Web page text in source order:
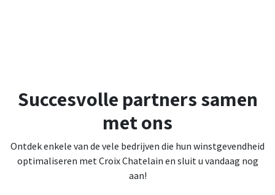
Succesvolle partners samen
met ons
Ontdek enkele van de vele bedrijven die hun winstgevendheid
optimaliseren met Croix Chatelain en sluit u vandaag nog
aan!​